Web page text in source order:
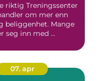
riktig Treningssenter
om mer enn
beliggenhet. Mange
seg inn med ...
07. apr